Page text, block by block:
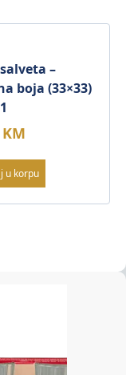
–
boja (33×33)
KM
u korpu